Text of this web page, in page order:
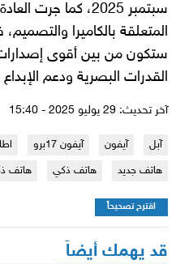
سبتمبر 2025، كما
ستكون من بين أقوى
القدرات البصرية ودعم
آخر تحديث: 29 يوليو 2025 - 15:40
آبل آيفون آيفون 17برو
هاتف جديد
هاتف ذكي هاتف
اقترح تصحيحاً
قد يهمك أيضاً